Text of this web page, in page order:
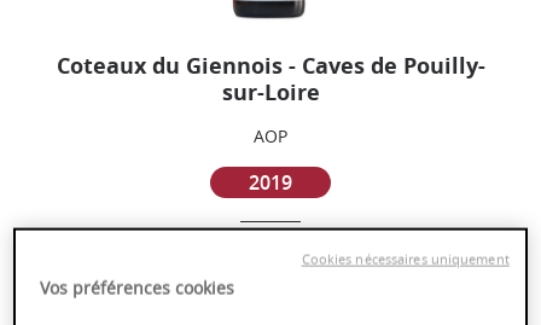
Coteaux du Giennois - Caves de Pouilly-
sur-Loire
AOP
2019
Vos préférences cookies
Cookies nécessaires uniquement